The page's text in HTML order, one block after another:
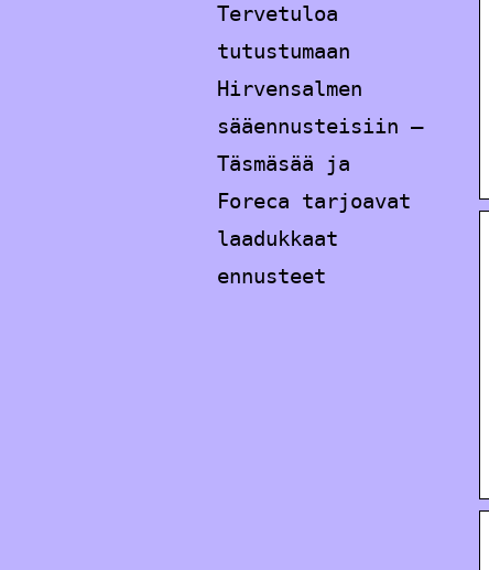
Tervetuloa
tutustumaan
Hirvensalmen
sääennusteisiin –
Täsmäsää ja
Foreca tarjoavat
laadukkaat
ennusteet